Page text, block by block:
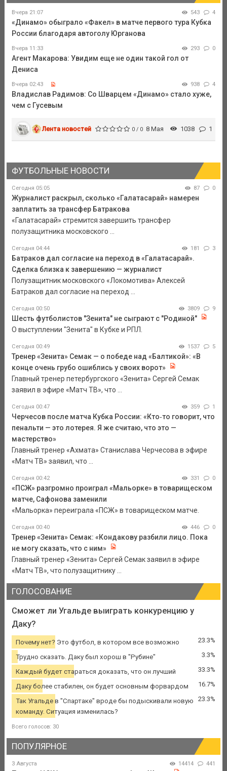
Вчера 21:07 543 4
«Динамо» обыграло «Факел» в матче первого тура Кубка
России благодаря автоголу Юрганова
Вчера 11:33 293 0
Агент Макарова: Увидим еще не один такой гол от
Дениса
Вчера 02:43 938 4
Владислав Радимов: Со Шварцем «Динамо» стало хуже,
чем с Гусевым
Лента новостей 0 / 0 8 Мая 1038 1
ФУТБОЛЬНЫЕ НОВОСТИ
Сегодня 05:05 87 0
Журналист раскрыл, сколько «Галатасарай» намерен
заплатить за трансфер Батракова
«Галатасарай» стремится завершить трансфер
полузащитника московского ...
Сегодня 04:44 181 3
Батраков дал согласие на переход в «Галатасарай».
Сделка близка к завершению — журналист
Полузащитник московского «Локомотива» Алексей
Батраков дал согласие на переход ...
Сегодня 00:50 3809 9
Шесть футболистов "Зенита" не сыграют с "Родиной"
О выступлении "Зенита" в Кубке и РПЛ.
Сегодня 00:49 1537 5
Тренер «Зенита» Семак — о победе над «Балтикой»: «В
конце очень грубо ошиблись у своих ворот»
Главный тренер петербургского «Зенита» Сергей Семак
заявил в эфире «Матч ТВ», что ...
Сегодня 00:47 359 1
Черчесов после матча Кубка России: «Кто‑то говорит, что
пенальти — это лотерея. Я же считаю, что это —
мастерство»
Главный тренер «Ахмата» Станислава Черчесова в эфире
«Матч ТВ» заявил, что ...
Сегодня 00:42 331 0
«ПСЖ» разгромно проиграл «Мальорке» в товарищеском
матче, Сафонова заменили
«Мальорка» переиграла «ПСЖ» в товарищеском матче.
Сегодня 00:40 446 0
Тренер «Зенита» Семак: «Кондакову разбили лицо. Пока
не могу сказать, что с ним»
Главный тренер «Зенита» Сергей Семак заявил в эфире
«Матч ТВ», что полузащитнику ...
ГОЛОСОВАНИЕ
Сможет ли Угальде выиграть конкуренцию у
Даку?
Почему нет? Это футбол, в котором все возможно 23.3%
Трудно сказать. Даку был хорош в "Рубине" 3.3%
Каждый будет стараться доказать, что он лучший 33.3%
Даку более стабилен, он будет основным форвардом 16.7%
Так Угальде в "Спартаке" вроде бы подыскивали новую
команду. Ситуация изменилась?
23.3%
Всего голосов: 30
ПОПУЛЯРНОЕ
3 Августа 14414 441